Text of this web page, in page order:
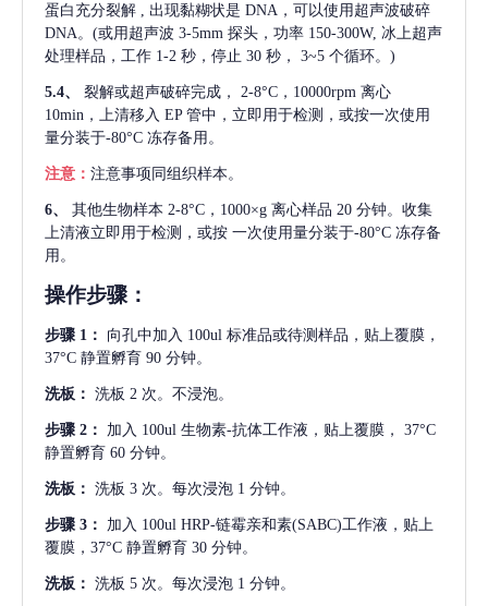
蛋白充分裂解
, 出现黏糊状是 DNA，可以使用超声波破碎
DNA。(或用超声波 3-5mm 探头，功率 150-300W, 冰上超声
处理样品，工作 1-2 秒，停止 30 秒， 3~5 个循环。)
5.4、 裂解或超声破碎完成，
2-8°C，10000rpm 离心
10min，上清移入 EP 管中，立即用于检测，或按一次使用
量分装于-80°C 冻存备用。
注意： 注意事项同组织样本。
6、 其他生物样本 2-8°C，1000×g 离心样品 20 分钟。收集
上清液立即用于检测，或按 一次使用量分装于-80°C 冻存备
用。
操作步骤：
步骤 1： 向孔中加入 100ul 标准品或待测样品，贴上覆膜，
37°C 静置孵育 90 分钟。
洗板： 洗板 2 次。不浸泡。
步骤 2： 加入 100ul 生物素-抗体工作液，贴上覆膜， 37°C
静置孵育 60 分钟。
洗板： 洗板 3 次。每次浸泡 1 分钟。
步骤 3： 加入 100ul HRP-链霉亲和素(SABC)工作液，贴上
覆膜，37°C 静置孵育 30 分钟。
洗板： 洗板 5 次。每次浸泡 1 分钟。